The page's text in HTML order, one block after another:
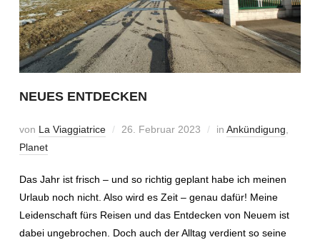
NEUES ENTDECKEN
von La Viaggiatrice 26. Februar 2023 in Ankündigung
Planet
Das Jahr ist frisch – und so richtig geplant habe ich meinen
Urlaub noch nicht. Also wird es Zeit – genau dafür! Meine
Leidenschaft fürs Reisen und das Entdecken von Neuem ist
dabei ungebrochen. Doch auch der Alltag verdient so seine